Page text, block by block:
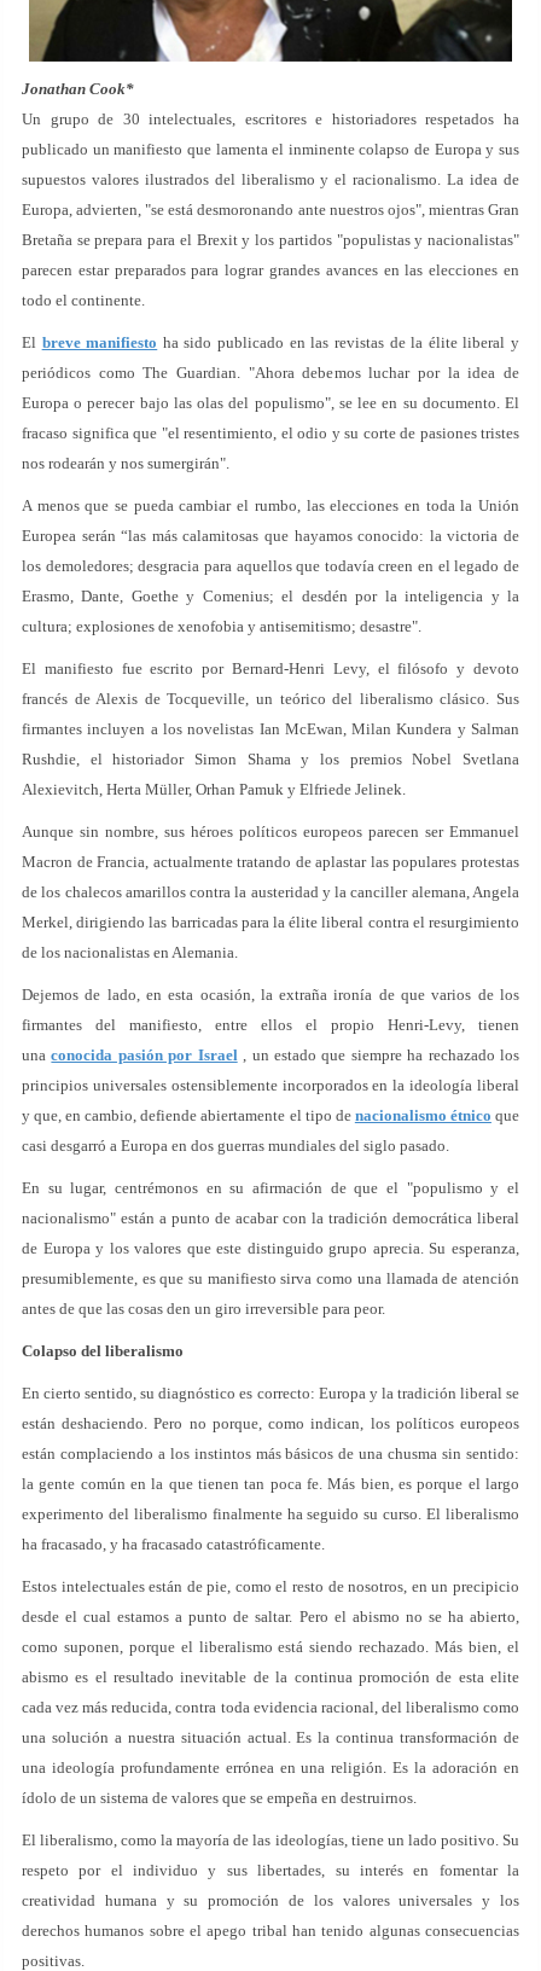
Jonathan Cook*
Un grupo de 30 intelectuales, escritores e historiadores respetados ha
publicado un manifiesto que lamenta el inminente colapso de Europa y sus
supuestos valores ilustrados del liberalismo y el racionalismo. La idea de
Europa, advierten, "se está desmoronando ante nuestros ojos", mientras Gran
Bretaña se prepara para el Brexit y los partidos "populistas y nacionalistas"
parecen estar preparados para lograr grandes avances en las elecciones en
todo el continente.
El breve manifiesto ha sido publicado en las revistas de la élite liberal y
periódicos como The Guardian. "Ahora debemos luchar por la idea de
Europa o perecer bajo las olas del populismo", se lee en su documento. El
fracaso significa que "el resentimiento, el odio y su corte de pasiones tristes
nos rodearán y nos sumergirán".
A menos que se pueda cambiar el rumbo, las elecciones en toda la Unión
Europea serán “las más calamitosas que hayamos conocido: la victoria de
los demoledores; desgracia para aquellos que todavía creen en el legado de
Erasmo, Dante, Goethe y Comenius; el desdén por la inteligencia y la
cultura; explosiones de xenofobia y antisemitismo; desastre".
El manifiesto fue escrito por Bernard-Henri Levy, el filósofo y devoto
francés de Alexis de Tocqueville, un teórico del liberalismo clásico. Sus
firmantes incluyen a los novelistas Ian McEwan, Milan Kundera y Salman
Rushdie, el historiador Simon Shama y los premios Nobel Svetlana
Alexievitch, Herta Müller, Orhan Pamuk y Elfriede Jelinek.
Aunque sin nombre, sus héroes políticos europeos parecen ser Emmanuel
Macron de Francia, actualmente tratando de aplastar las populares protestas
de los chalecos amarillos contra la austeridad y la canciller alemana, Angela
Merkel, dirigiendo las barricadas para la élite liberal contra el resurgimiento
de los nacionalistas en Alemania.
Dejemos de lado, en esta ocasión, la extraña ironía de que varios de los
firmantes del manifiesto, entre ellos el propio Henri-Levy, tienen
unaconocida pasión por Israel, un estado que siempre ha rechazado los
principios universales ostensiblemente incorporados en la ideología liberal
y que, en cambio, defiende abiertamente el tipo de nacionalismo étnico que
casi desgarró a Europa en dos guerras mundiales del siglo pasado.
En su lugar, centrémonos en su afirmación de que el "populismo y el
nacionalismo" están a punto de acabar con la tradición democrática liberal
de Europa y los valores que este distinguido grupo aprecia. Su esperanza,
presumiblemente, es que su manifiesto sirva como una llamada de atención
antes de que las cosas den un giro irreversible para peor.
Colapso del liberalismo
En cierto sentido, su diagnóstico es correcto: Europa y la tradición liberal se
están deshaciendo. Pero no porque, como indican, los políticos europeos
están complaciendo a los instintos más básicos de una chusma sin sentido:
la gente común en la que tienen tan poca fe. Más bien, es porque el largo
experimento del liberalismo finalmente ha seguido su curso. El liberalismo
ha fracasado, y ha fracasado catastróficamente.
Estos intelectuales están de pie, como el resto de nosotros, en un precipicio
desde el cual estamos a punto de saltar. Pero el abismo no se ha abierto,
como suponen, porque el liberalismo está siendo rechazado. Más bien, el
abismo es el resultado inevitable de la continua promoción de esta elite
cada vez más reducida, contra toda evidencia racional, del liberalismo como
una solución a nuestra situación actual. Es la continua transformación de
una ideología profundamente errónea en una religión. Es la adoración en
ídolo de un sistema de valores que se empeña en destruirnos.
El liberalismo, como la mayoría de las ideologías, tiene un lado positivo. Su
respeto por el individuo y sus libertades, su interés en fomentar la
creatividad humana y su promoción de los valores universales y los
derechos humanos sobre el apego tribal han tenido algunas consecuencias
positivas.